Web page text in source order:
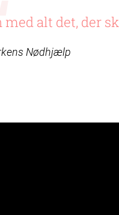
alt det, der
Nødhjælp